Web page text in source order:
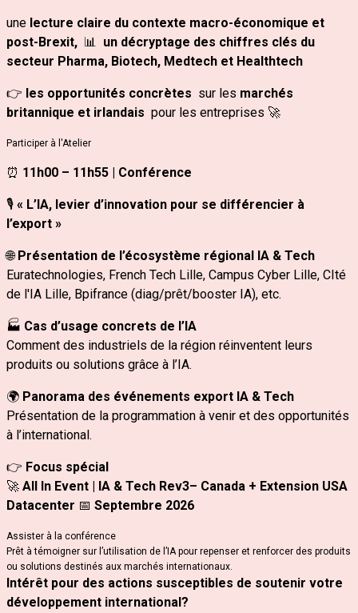
une lecture claire du contexte macro‑économique et
post‑Brexit, 📊 un décryptage des chiffres clés du
secteur Pharma, Biotech, Medtech et Healthtech
👉 les opportunités concrètes sur les marchés
britannique et irlandais pour les entreprises 🚀
Participer à l'Atelier
⏰ 11h00 – 11h55 | Conférence
🎙️ « L’IA, levier d’innovation pour se différencier à
l’export »
🌐Présentation de l’écosystème régional IA & Tech
Euratechnologies, French Tech Lille, Campus Cyber Lille, CIté
de l'IA Lille, Bpifrance (diag/prêt/booster IA), etc.
🏭 Cas d’usage concrets de l’IA
Comment des industriels de la région réinventent leurs
produits ou solutions grâce à l’IA.
🌍 Panorama des événements export IA & Tech
Présentation de la programmation à venir et des opportunités
à l’international.
👉 Focus spécial
🚀 All In Event | IA & Tech Rev3– Canada + Extension USA
Datacenter 📅 Septembre 2026
Assister à la conférence
Prêt à témoigner sur l’utilisation de l’IA pour repenser et renforcer des produits
ou solutions destinés aux marchés internationaux.
Intérêt pour des actions susceptibles de soutenir votre
développement international?